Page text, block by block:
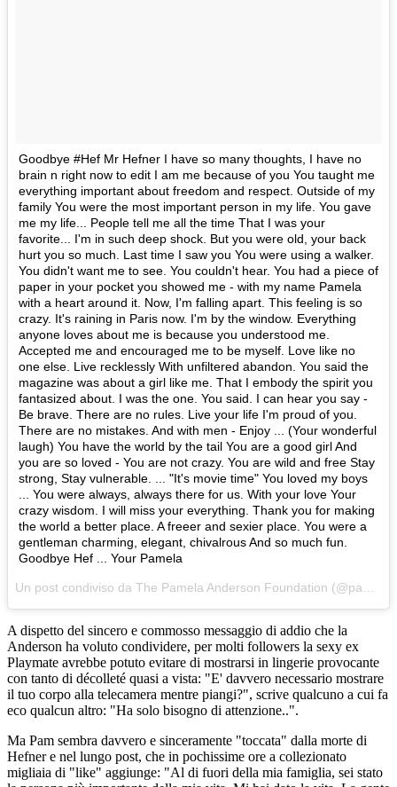
Goodbye #Hef Mr Hefner I have so many thoughts, I have no
brain n right now to edit I am me because of you You taught me
everything important about freedom and respect. Outside of my
family You were the most important person in my life. You gave
me my life... People tell me all the time That I was your
favorite... I'm in such deep shock. But you were old, your back
hurt you so much. Last time I saw you You were using a walker.
You didn't want me to see. You couldn't hear. You had a piece of
paper in your pocket you showed me - with my name Pamela
with a heart around it. Now, I'm falling apart. This feeling is so
crazy. It's raining in Paris now. I'm by the window. Everything
anyone loves about me is because you understood me.
Accepted me and encouraged me to be myself. Love like no
one else. Live recklessly With unfiltered abandon. You said the
magazine was about a girl like me. That I embody the spirit you
fantasized about. I was the one. You said. I can hear you say -
Be brave. There are no rules. Live your life I'm proud of you.
There are no mistakes. And with men - Enjoy ... (Your wonderful
laugh) You have the world by the tail You are a good girl And
you are so loved - You are not crazy. You are wild and free Stay
strong, Stay vulnerable. ... "It's movie time" You loved my boys
... You were always, always there for us. With your love Your
crazy wisdom. I will miss your everything. Thank you for making
the world a better place. A freeer and sexier place. You were a
gentleman charming, elegant, chivalrous And so much fun.
Goodbye Hef ... Your Pamela
A dispetto del sincero e commosso messaggio di addio che la
Anderson ha voluto condividere, per molti followers la sexy ex
Playmate avrebbe potuto evitare di mostrarsi in lingerie provocante
con tanto di décolleté quasi a vista: "E' davvero necessario mostrare
il tuo corpo alla telecamera mentre piangi?", scrive qualcuno a cui fa
eco qualcun altro: "Ha solo bisogno di attenzione..".
Ma Pam sembra davvero e sinceramente "toccata" dalla morte di
Hefner e nel lungo post, che in pochissime ore a collezionato
migliaia di "like" aggiunge: "Al di fuori della mia famiglia, sei stato